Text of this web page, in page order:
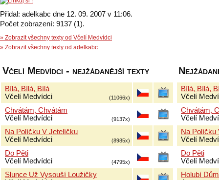
Přidal: adelkabc dne 12. 09. 2007 v 11:06.
Počet zobrazení: 9137 (1).
» Zobrazit všechny texty od Včelí Medvídci
» Zobrazit všechny texty od adelkabc
Včelí Medvídci - nejžádanější texty
Bílá, Bílá, Bílá
Včelí Medvídci
(11066x)
Chvátám, Chvátám
Včelí Medvídci
(9137x)
Na Políčku V Jetelíčku
Včelí Medvídci
(8985x)
Do Pěti
Včelí Medvídci
(4795x)
Slunce Už Vysouší Loužičky
Bílá, Bílá,
Včelí
Chvátám,
Včelí
Na Políčku
Včelí
Do Pěti
Včelí
Holubí Dům